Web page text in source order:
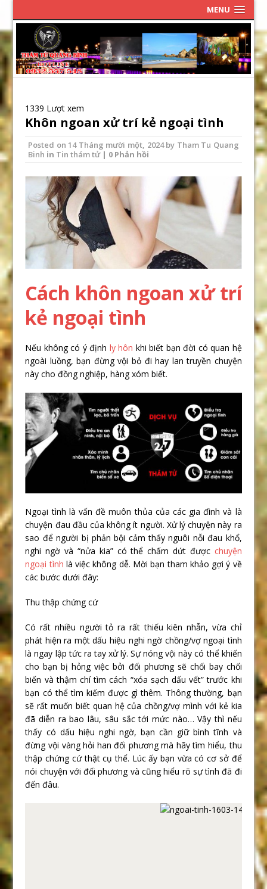
MENU
1339 Lượt xem
Khôn ngoan xử trí kẻ ngoại tình
Posted on 14 Tháng mười một, 2024by Tham Tu Quang
Binh in Tin thám tử| 0 Phản hồi
Cách khôn ngoan xử trí
kẻ ngoại tình
Nếu không có ý định ly hôn khi biết bạn đời có quan hệ
ngoài luồng, bạn đừng vội bỏ đi hay lan truyền chuyện
này cho đồng nghiệp, hàng xóm biết.
Ngoại tình là vấn đề muôn thủa của các gia đình và là
chuyện đau đầu của không ít người. Xử lý chuyện này ra
sao để người bị phản bội cảm thấy nguôi nỗi đau khổ,
nghi ngờ và “nửa kia” có thể chấm dứt đượcchuyện
ngoại tình là việc không dễ. Mời bạn tham khảo gợi ý về
các bước dưới đây:
Thu thập chứng cứ
Có rất nhiều người tỏ ra rất thiếu kiên nhẫn, vừa chỉ
phát hiện ra một dấu hiệu nghi ngờ chồng/vợ ngoại tình
là ngay lập tức ra tay xử lý. Sự nóng vội này có thể khiến
cho bạn bị hỏng việc bởi đối phương sẽ chối bay chối
biến và thậm chí tìm cách “xóa sạch dấu vết” trước khi
bạn có thể tìm kiếm được gì thêm. Thông thường, bạn
sẽ rất muốn biết quan hệ của chồng/vợ mình với kẻ kia
đã diễn ra bao lâu, sâu sắc tới mức nào… Vậy thì nếu
thấy có dấu hiệu nghi ngờ, bạn cần giữ bình tĩnh và
đừng vội vàng hỏi han đối phương mà hãy tìm hiểu, thu
thập chứng cứ thật cụ thể. Lúc ấy bạn vừa có cơ sở để
nói chuyện với đối phương và cũng hiểu rõ sự tình đã đi
đến đâu.